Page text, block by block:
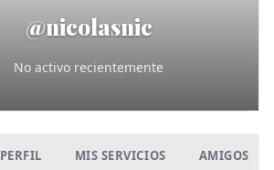
@nicolasnic
No activo recientemente
PERFIL MIS SERVICIOS AMIGOS